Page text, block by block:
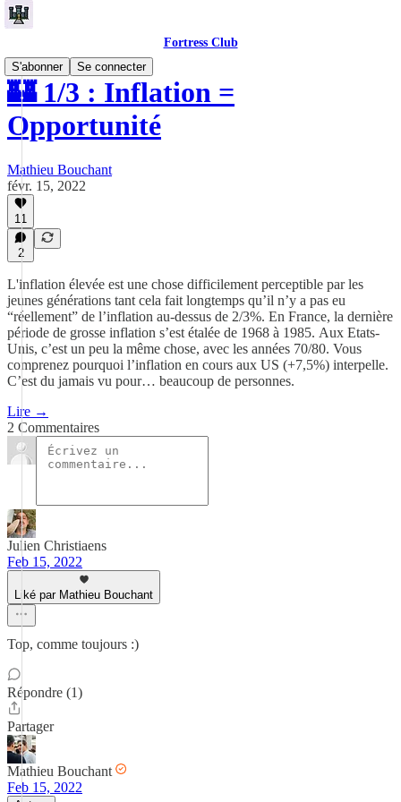
Fortress Club
S'abonner
Se connecter
🏰 1/3 : Inflation =
Opportunité
Mathieu Bouchant
févr. 15, 2022
11
2
L'inflation élevée est une chose difficilement perceptible par les
jeunes générations tant cela fait longtemps qu’il n’y a pas eu
“réellement” de l’inflation au-dessus de 2/3%. En France, la dernière
période de grosse inflation s’est étalée de 1968 à 1985. Aux Etats-
Unis, c’est un peu la même chose, avec les années 70/80. Vous
comprenez pourquoi l’inflation en cours aux US (+7,5%) interpelle.
C’est du jamais vu pour… beaucoup de personnes.
Lire →
2 Commentaires
Julien Christiaens
Feb 15, 2022
Liké par Mathieu Bouchant
Top, comme toujours :)
Répondre (1)
Partager
Mathieu Bouchant
Feb 15, 2022